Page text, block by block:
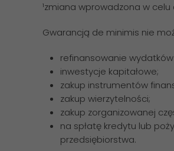
¹zmiana wprowadzona w
Gwarancją de minimis nie
refinansowanie
inwestycje kapitałowe;
zakup instrumentów
zakup wierzytelności;
zakup zorganizowanej
na spłatę kredytu lub
przedsiębiorstwa.